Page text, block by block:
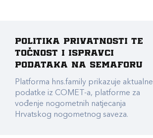
Politika privatnosti te
točnost i ispravci
podataka na Semaforu
Platforma hns.family prikazuje aktualne
podatke iz COMET-a, platforme za
vođenje nogometnih natjecanja
Hrvatskog nogometnog saveza.